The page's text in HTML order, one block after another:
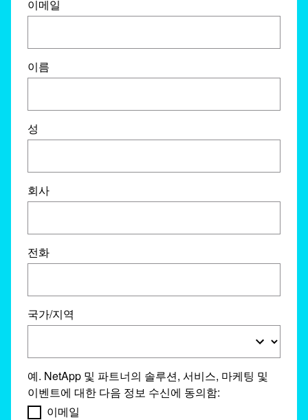
이메일
이름
성
회사
전화
국가/지역
예. NetApp 및 파트너의 솔루션, 서비스, 마케팅 및
이벤트에 대한 다음 정보 수신에 동의함:
이메일